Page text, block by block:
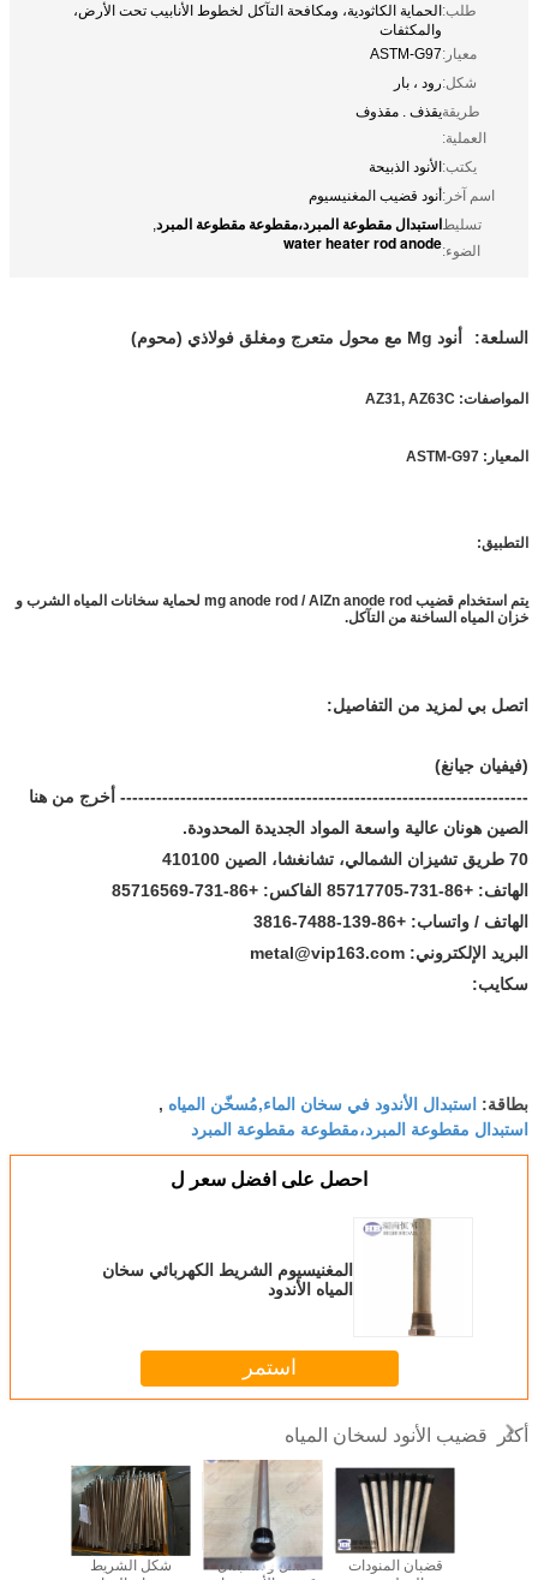
طلب:الحماية الكاثودية، ومكافحة التآكل لخطوط الأنابيب تحت الأرض،
والمكثفات
معيار:ASTM-G97
شكل:رود ، بار
طريقة
العملية:
يقذف . مقذوف
يكتب:الأنود الذبيحة
اسم آخر:أنود قضيب المغنيسيوم
تسليط
الضوء:
استبدال مقطوعة المبرد،مقطوعة مقطوعة المبرد,
water heater rod anode
السلعة: أنود Mg مع محول متعرج ومغلق فولاذي (محوم)
المواصفات: AZ31, AZ63C
المعيار: ASTM-G97
التطبيق:
يتم استخدام قضيب mg anode rod / AlZn anode rod لحماية سخانات المياه الشرب و
خزان المياه الساخنة من التآكل.
اتصل بي لمزيد من التفاصيل:
(فيفيان جيانغ)
-------------------------------------------------------------------- أخرج من هنا
الصين هونان عالية واسعة المواد الجديدة المحدودة.
70 طريق تشيزان الشمالي، تشانغشا، الصين 410100
الهاتف: +86-731-85717705 الفاكس: +86-731-85716569
الهاتف / واتساب: +86-139-7488-3816
البريد الإلكتروني: metal@vip163.com
سكايب:
بطاقة: استبدال الأندود في سخان الماء,مُسخّن المياه ,
استبدال مقطوعة المبرد،مقطوعة مقطوعة المبرد
احصل على افضل سعر ل
المغنيسيوم الشريط الكهربائي سخان
المياه الأندود
استمر
أكثر قضيب الأنود لسخان المياه
شكل الشريط
غسل و استبدال
قضبان المنودات